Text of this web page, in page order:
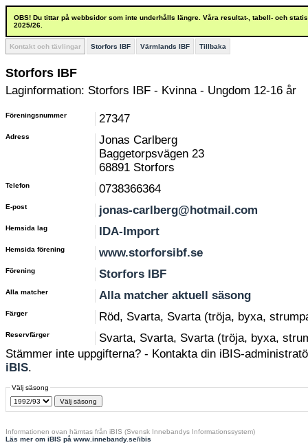
OBS! Du tittar på webbsidor som inte underhålls längre. Våra resultat-, tabell- och
2025/26.
Kontakt och tävlingar Storfors IBF Värmlands IBF Tillbaka
Storfors IBF
Laginformation: Storfors IBF - Kvinna - Ungdom 12-16 år
Föreningsnummer 27347
Adress
Jonas Carlberg
Baggetorpsvägen 23
68891 Storfors
Telefon 0738366364
E-post jonas-carlberg@hotmail.com
Hemsida lag IDA-Import
Hemsida förening www.storforsibf.se
Förening Storfors IBF
Alla matcher Alla matcher aktuell säsong
Färger Röd, Svarta, Svarta (tröja, byxa,
Reservfärger
Svarta, Svarta, Svarta (tröja, byxa,
Stämmer inte uppgifterna? - Kontakta din iBIS-
iBIS.
Välj säsong
Informationen ovan hämtas från iBIS (Svensk Innebandys Informationssystem)
Läs mer om iBIS på www.innebandy.se/ibis